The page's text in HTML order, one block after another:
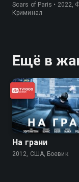
Scars of Paris • 2022,
Криминал
Ещё в
На грани
2012, США, Боевик